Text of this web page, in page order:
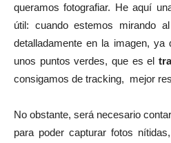
queramos fotografiar. He aquí
útil: cuando estemos mirando
detalladamente en la imagen,
unos puntos verdes, que es el
consigamos de tracking, mejor
No obstante, será necesario
para poder capturar fotos